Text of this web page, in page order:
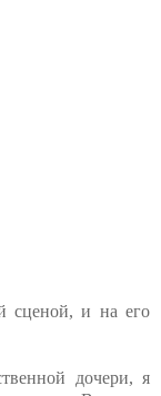
сценой, и на его
дочери, я